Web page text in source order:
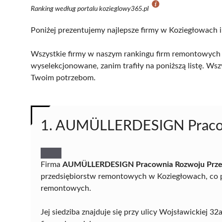
Ranking według portalu kozieglowy365.pl
Poniżej prezentujemy najlepsze firmy w
Wszystkie firmy w naszym rankingu firm remontowych
wyselekcjonowane, zanim trafiły na poniższą listę.
Twoim potrzebom.
1. AUMÜLLERDESIGN
Firma AUMÜLLERDESIGN Pracownia Rozwoju
przedsiębiorstw remontowych w Koziegłowach,
remontowych.
Jej siedziba znajduje się przy ulicy Wojsławickiej